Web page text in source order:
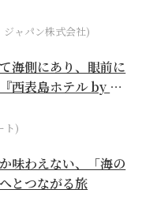
ジャパン株式会社)
海側にあり、眼前に
西表島ホテル by 星
ト)
味わえない、「海の
とつながる旅